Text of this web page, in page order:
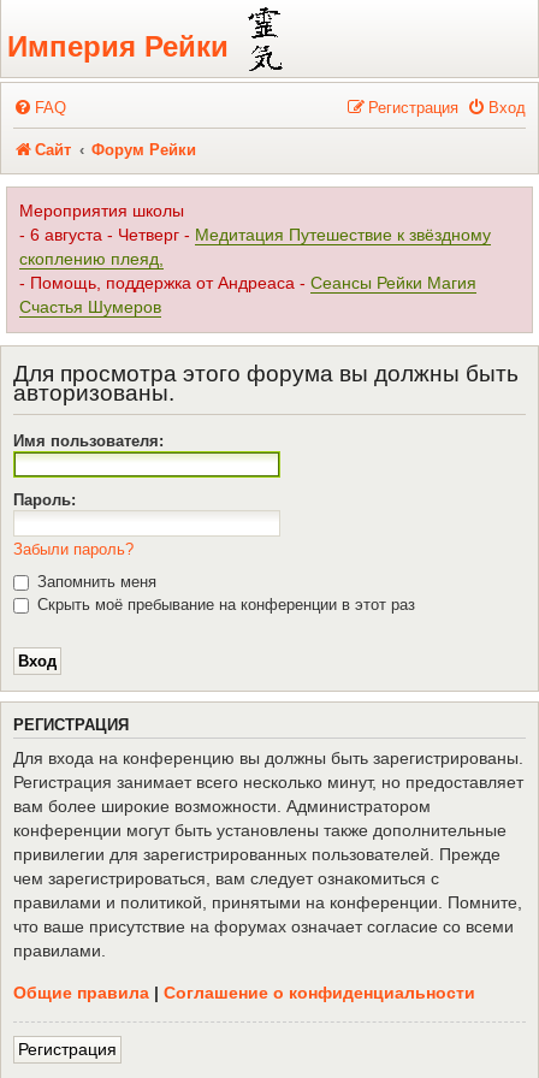
Регистрация
Империя Рейки
FAQ Вход
Регистрация
Сайт Форум Рейки
Мероприятия школы
- 6 августа - Четверг - Медитация Путешествие к звёздному
скоплению плеяд,
- Помощь, поддержка от Андреаса - Сеансы Рейки Магия
Счастья Шумеров
Для просмотра этого форума вы должны быть
авторизованы.
Имя пользователя:
Пароль:
Забыли пароль?
Запомнить меня
Скрыть моё пребывание на конференции в этот раз
РЕГИСТРАЦИЯ
Для входа на конференцию вы должны быть зарегистрированы.
Регистрация занимает всего несколько минут, но предоставляет
вам более широкие возможности. Администратором
конференции могут быть установлены также дополнительные
привилегии для зарегистрированных пользователей. Прежде
чем зарегистрироваться, вам следует ознакомиться с
правилами и политикой, принятыми на конференции. Помните,
что ваше присутствие на форумах означает согласие со всеми
правилами.
Общие правила | Соглашение о конфиденциальности
Регистрация